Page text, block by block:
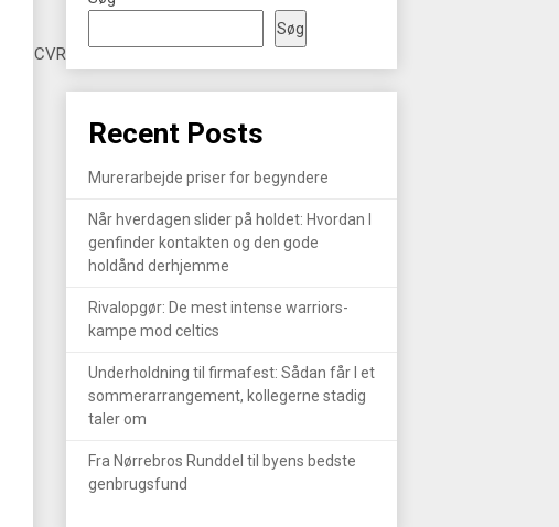
Søg
Recent Posts
Murerarbejde priser for begyndere
Når hverdagen slider på holdet: Hvordan I
genfinder kontakten og den gode
holdånd derhjemme
Rivalopgør: De mest intense warriors-
kampe mod celtics
Underholdning til firmafest: Sådan får I et
sommerarrangement, kollegerne stadig
taler om
Fra Nørrebros Runddel til byens bedste
genbrugsfund
CVR